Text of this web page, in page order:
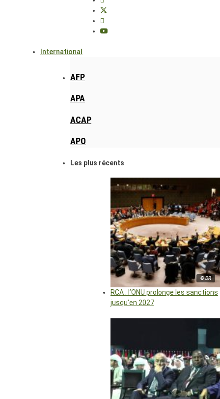
International
AFP
APA
ACAP
APO
Les plus récents
© DR
RCA : l’ONU prolonge les sanctions
jusqu’en 2027